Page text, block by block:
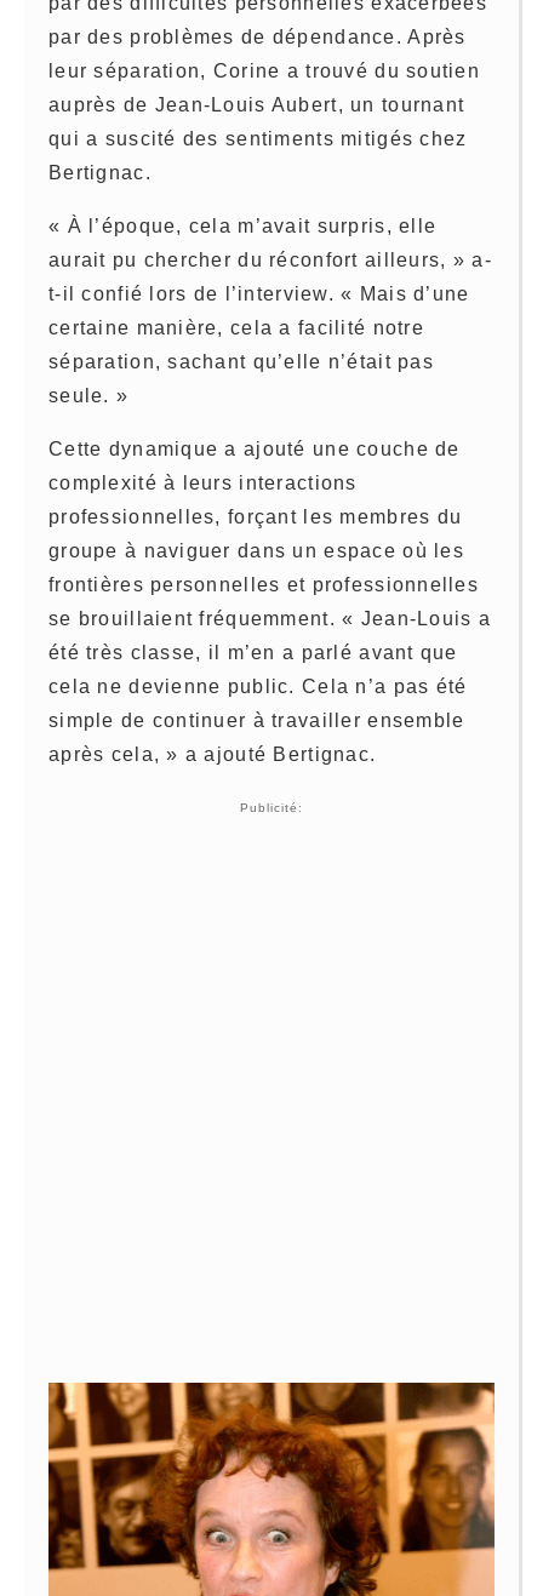
par des problèmes de dépendance. Après
leur séparation, Corine a trouvé du soutien
auprès de Jean-Louis Aubert, un tournant
qui a suscité des sentiments mitigés chez
Bertignac.
« À l’époque, cela m’avait surpris, elle
aurait pu chercher du réconfort ailleurs, » a-
t-il confié lors de l’interview. « Mais d’une
certaine manière, cela a facilité notre
séparation, sachant qu’elle n’était pas
seule. »
Cette dynamique a ajouté une couche de
complexité à leurs interactions
professionnelles, forçant les membres du
groupe à naviguer dans un espace où les
frontières personnelles et professionnelles
se brouillaient fréquemment. « Jean-Louis a
été très classe, il m’en a parlé avant que
cela ne devienne public. Cela n’a pas été
simple de continuer à travailler ensemble
après cela, » a ajouté Bertignac.
Publicité: